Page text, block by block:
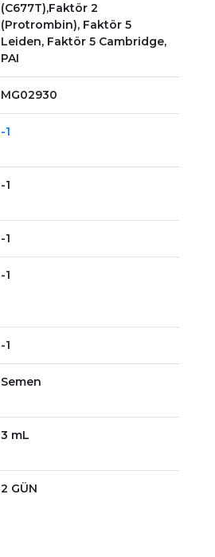
(C677T),Faktör 2
(Protrombin), Faktör 5
Leiden, Faktör 5 Cambridge,
PAI
MG02930
-1
-1
-1
-1
-1
Semen
3 mL
2 GÜN